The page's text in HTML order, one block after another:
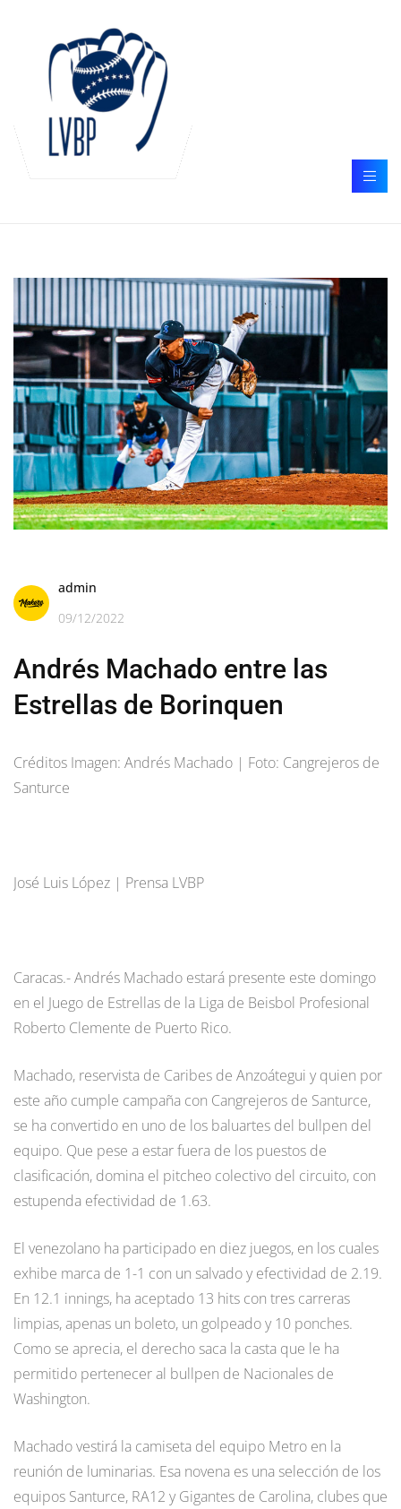
admin
09/12/2022
Andrés Machado entre las
Estrellas de Borinquen
Créditos Imagen: Andrés Machado | Foto: Cangrejeros de
Santurce
José Luis López | Prensa LVBP
Caracas.- Andrés Machado estará presente este domingo
en el Juego de Estrellas de la Liga de Beisbol Profesional
Roberto Clemente de Puerto Rico.
Machado, reservista de Caribes de Anzoátegui y quien por
este año cumple campaña con Cangrejeros de Santurce,
se ha convertido en uno de los baluartes del bullpen del
equipo. Que pese a estar fuera de los puestos de
clasificación, domina el pitcheo colectivo del circuito, con
estupenda efectividad de 1.63.
El venezolano ha participado en diez juegos, en los cuales
exhibe marca de 1-1 con un salvado y efectividad de 2.19.
En 12.1 innings, ha aceptado 13 hits con tres carreras
limpias, apenas un boleto, un golpeado y 10 ponches.
Como se aprecia, el derecho saca la casta que le ha
permitido pertenecer al bullpen de Nacionales de
Washington.
Machado vestirá la camiseta del equipo Metro en la
reunión de luminarias. Esa novena es una selección de los
equipos Santurce, RA12 y Gigantes de Carolina, clubes que